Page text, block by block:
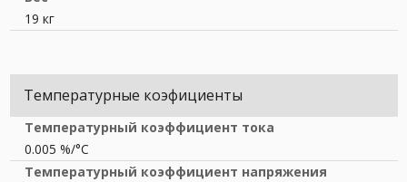
19 кг
Температурные коэфициенты
Температурный коэффициент тока
0.005 %/°С
Температурный коэффициент напряжения